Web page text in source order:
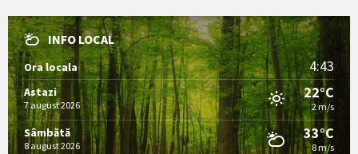
INFO LOCAL
Ora locala 4:43
Astazi
7 august 2026
22°C
2 m/s
Sâmbătă
8 august 2026
33°C
8 m/s